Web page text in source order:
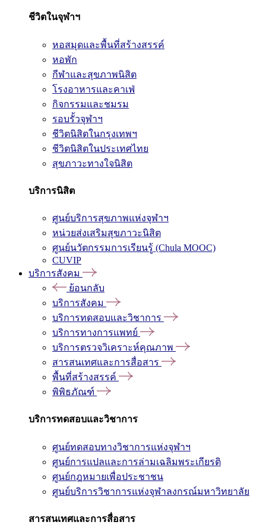
ชีวิตในจุฬาฯ
หอสมุดและพื้นที่สร้างสรรค์
หอพัก
กีฬาและสุขภาพนิสิต
โรงอาหารและคาเฟ่
กิจกรรมและชมรม
รอบรั้วจุฬาฯ
ชีวิตนิสิตในกรุงเทพฯ
ชีวิตนิสิตในประเทศไทย
สุขภาวะทางใจนิสิต
บริการนิสิต
ศูนย์บริการสุขภาพแห่งจุฬาฯ
หน่วยส่งเสริมสุขภาวะนิสิต
ศูนย์นวัตกรรมการเรียนรู้ (Chula MOOC)
CUVIP
บริการสังคม
ย้อนกลับ
บริการสังคม
บริการทดสอบและวิชาการ
บริการทางการแพทย์
บริการตรวจวิเคราะห์คุณภาพ
สารสนเทศและการสื่อสาร
พื้นที่สร้างสรรค์
พิพิธภัณฑ์
บริการทดสอบและวิชาการ
ศูนย์ทดสอบทางวิชาการแห่งจุฬาฯ
ศูนย์การแปลและการล่ามเฉลิมพระเกียรติ
ศูนย์กฎหมายเพื่อประชาชน
ศูนย์บริการวิชาการแห่งจุฬาลงกรณ์มหาวิทยาลัย
สารสนเทศและการสื่อสาร